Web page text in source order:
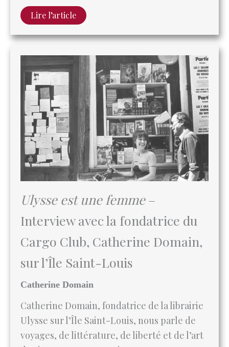
Ulysse est une femme–
Interview avec la fondatrice du
Cargo Club, Catherine Domain,
sur l’Île Saint-Louis
Catherine Domain
Catherine Domain, fondatrice de la librairie
Ulysse sur l’Île Saint-Louis, nous parle de
de vivre sans compromis.